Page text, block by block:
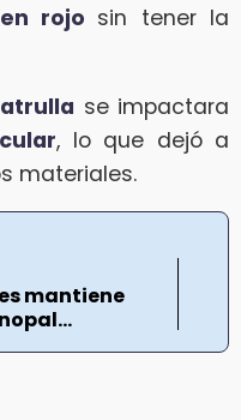
rojo sin tener la
se impactara
, lo que dejó a
materiales.
mantiene